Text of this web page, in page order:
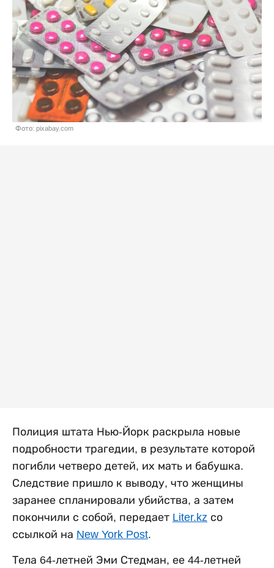
Фото: pixabay.com
Полиция штата Нью-Йорк раскрыла новые
подробности трагедии, в результате которой
погибли четверо детей, их мать и бабушка.
Следствие пришло к выводу, что женщины
заранее спланировали убийства, а затем
покончили с собой, передает Liter.kz со
ссылкой на New York Post.
Тела 64-летней Эми Стедман, ее 44-летней